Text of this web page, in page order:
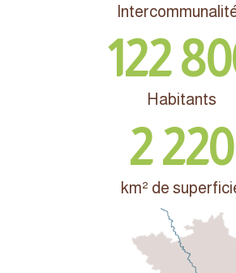
122
Habitants
2 220
km² de